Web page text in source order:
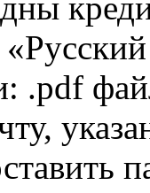
.pdf